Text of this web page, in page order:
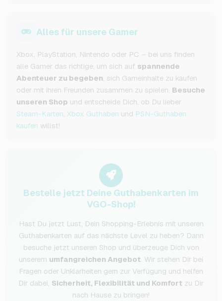
Alles für unsere Gamer
Xbox, PlayStation, Nintendo oder PC – bei uns finden
alle Gamer das richtige, um sich auf spannende
Abenteuer zu begeben, sich Gameinhalte zu kaufen
oder mit ihren Freunden zusammen zu spielen. Besuche
unseren Shop und entscheide Dich, ob Du lieber
Steam-Karten, Xbox Guthaben und PSN-Guthaben
kaufen willst!
Bestelle jetzt Deine Guthabenkarten im
VGO-Shop!
Hast Du jetzt Lust, Dein Shopping-Erlebnis mit unseren
Guthabenkarten auf das nächste Level zu heben? Dann
besuche jetzt unseren Shop und überzeuge Dich von
unserem umfangreichen Angebot. Wir stehen Dir bei
Fragen oder Unklarheiten gern zur Verfügung und helfen
Dir dabei, Sicherheit, Flexibilität und Komfort zu Dir
nach Hause zu bringen!